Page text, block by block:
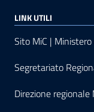
LINK UTILI
Sito MiC |
Segretariato
Direzione